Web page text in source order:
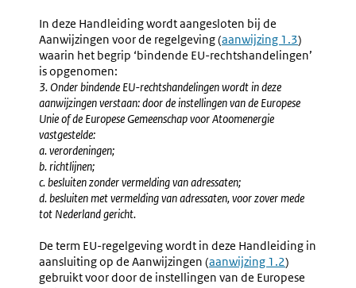
In deze Handleiding wordt aangesloten bij de
Aanwijzingen voor de regelgeving (aanwijzing 1.3)
waarin het begrip ‘bindende EU-rechtshandelingen’
is opgenomen:
3. Onder bindende EU-rechtshandelingen wordt in deze
aanwijzingen verstaan: door de instellingen van de Europese
Unie of de Europese Gemeenschap voor Atoomenergie
vastgestelde:
a. verordeningen;
b. richtlijnen;
c. besluiten zonder vermelding van adressaten;
d. besluiten met vermelding van adressaten, voor zover mede
tot Nederland gericht.
De term EU-regelgeving wordt in deze Handleiding in
aansluiting op de Aanwijzingen (aanwijzing 1.2)
gebruikt voor door de instellingen van de Europese